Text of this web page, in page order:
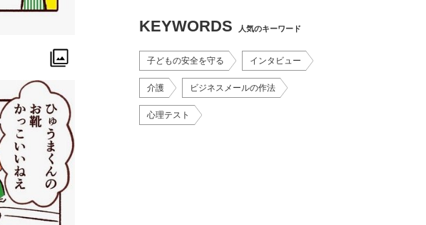
KEYWORDS 人気のキーワード
子どもの安全を守る インタビュー
介護 ビジネスメールの作法
心理テスト